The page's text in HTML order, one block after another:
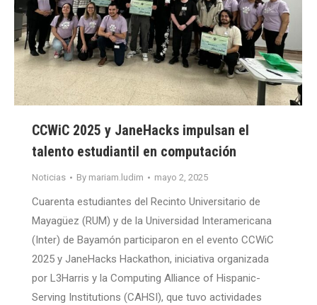
CCWiC 2025 y JaneHacks impulsan el
talento estudiantil en computación
Noticias By mariam.ludim mayo 2, 2025
Cuarenta estudiantes del Recinto Universitario de
Mayagüez (RUM) y de la Universidad Interamericana
(Inter) de Bayamón participaron en el evento CCWiC
2025 y JaneHacks Hackathon, iniciativa organizada
por L3Harris y la Computing Alliance of Hispanic-
Serving Institutions (CAHSI), que tuvo actividades